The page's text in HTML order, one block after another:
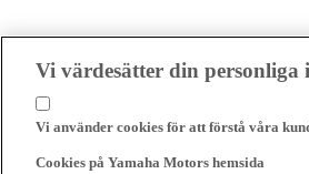
Vi värdesätter din personliga
Vi använder cookies för att förstå våra
Cookies på Yamaha Motors hemsida